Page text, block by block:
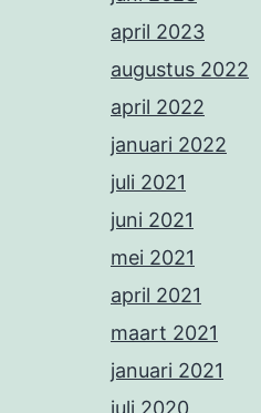
april 2023
augustus 2022
april 2022
januari 2022
juli 2021
juni 2021
mei 2021
april 2021
maart 2021
januari 2021
juli 2020